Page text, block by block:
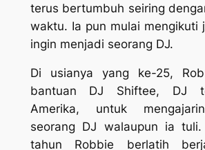
terus bertumbuh seiring
waktu. Ia pun mulai mengikuti
ingin menjadi seorang DJ.
Di usianya yang ke-25,
bantuan DJ Shiftee, DJ
Amerika, untuk
seorang DJ walaupun ia
tahun Robbie berlatih